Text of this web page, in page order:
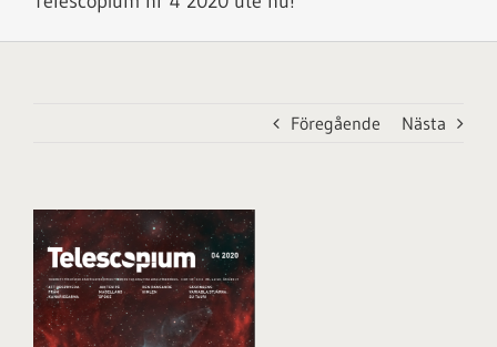
Föregående Nästa
Visa
större
bild